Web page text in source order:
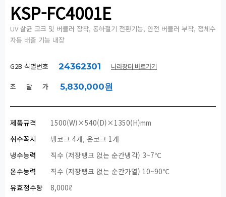
KSP-FC4001E
UV 살균 코크 및 버블러 장착, 동하절기 전환기능, 안전 버블러 부착, 정체수
자동 배출 기능 내장
G2B 식별번호 24362301 나라장터 바로가기
조 달 가 5,830,000원
제품규격
1500(W)×540(D)×1350(H)mm
취수꼭지
냉코크 4개, 온코크 1개
냉수능력
직수 (저장탱크 없는 순간냉각) 3~7℃
온수능력
직수 (저장탱크 없는 순간가열) 10~90℃
유효정수량
8,000ℓ